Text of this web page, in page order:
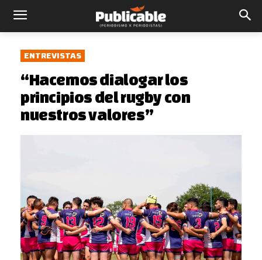
ENTREVISTAS
“Hacemos dialogar los
principios del rugby con
nuestros valores”